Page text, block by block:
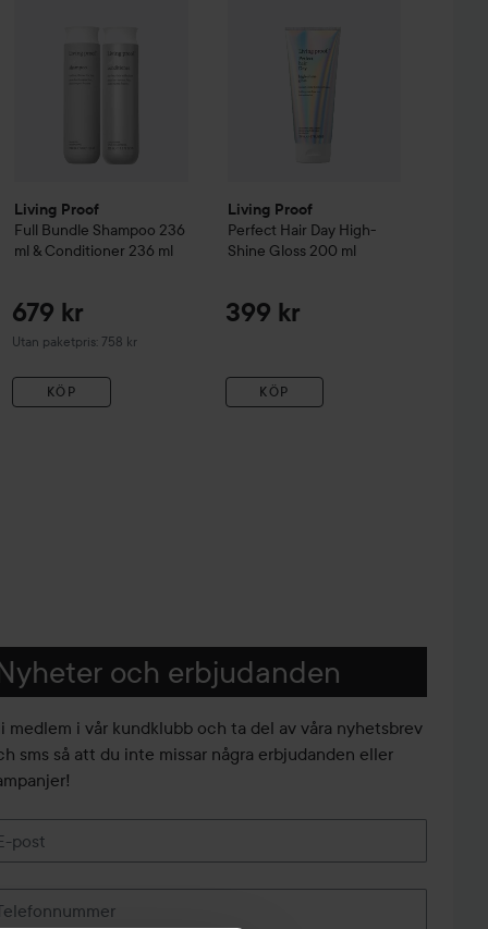
Living Proof
Full Bundle Shampoo 236
ml & Conditioner 236 ml
679 kr
Utan paketpris: 758 kr
KÖP
Living Proof
Perfect Hair Day High-
Shine Gloss 200 ml
399 kr
KÖP
och erbjudanden
medlem i vår kundklubb och ta del av våra nyhetsbrev
sms så att du inte missar några erbjudanden eller
post